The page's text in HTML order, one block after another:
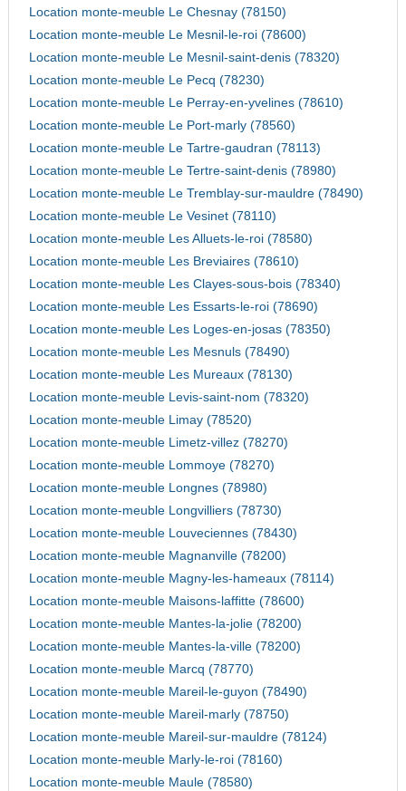
Location monte-meuble Le Chesnay (78150)
Location monte-meuble Le Mesnil-le-roi (78600)
Location monte-meuble Le Mesnil-saint-denis (78320)
Location monte-meuble Le Pecq (78230)
Location monte-meuble Le Perray-en-yvelines (78610)
Location monte-meuble Le Port-marly (78560)
Location monte-meuble Le Tartre-gaudran (78113)
Location monte-meuble Le Tertre-saint-denis (78980)
Location monte-meuble Le Tremblay-sur-mauldre (78490)
Location monte-meuble Le Vesinet (78110)
Location monte-meuble Les Alluets-le-roi (78580)
Location monte-meuble Les Breviaires (78610)
Location monte-meuble Les Clayes-sous-bois (78340)
Location monte-meuble Les Essarts-le-roi (78690)
Location monte-meuble Les Loges-en-josas (78350)
Location monte-meuble Les Mesnuls (78490)
Location monte-meuble Les Mureaux (78130)
Location monte-meuble Levis-saint-nom (78320)
Location monte-meuble Limay (78520)
Location monte-meuble Limetz-villez (78270)
Location monte-meuble Lommoye (78270)
Location monte-meuble Longnes (78980)
Location monte-meuble Longvilliers (78730)
Location monte-meuble Louveciennes (78430)
Location monte-meuble Magnanville (78200)
Location monte-meuble Magny-les-hameaux (78114)
Location monte-meuble Maisons-laffitte (78600)
Location monte-meuble Mantes-la-jolie (78200)
Location monte-meuble Mantes-la-ville (78200)
Location monte-meuble Marcq (78770)
Location monte-meuble Mareil-le-guyon (78490)
Location monte-meuble Mareil-marly (78750)
Location monte-meuble Mareil-sur-mauldre (78124)
Location monte-meuble Marly-le-roi (78160)
Location monte-meuble Maule (78580)